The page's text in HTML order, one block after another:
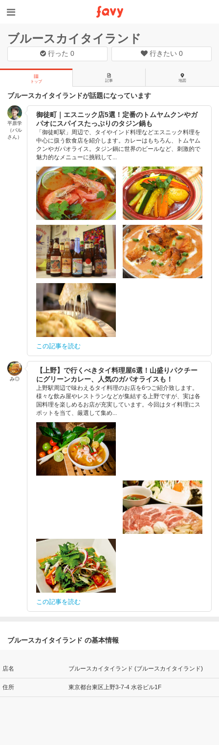
ブルースカイタイランド
行った0 行きたい 0
トップ 記事 地図
ブルースカイタイランドが話題になっています
平原学
（バル
さん）
御徒町｜エスニック店5選！定番のトムヤムクンやガ
パオにスパイスたっぷりのタジン鍋も
「御徒町駅」周辺で、タイやインド料理などエスニック料理を
中心に扱う飲食店を紹介します。カレーはもちろん、トムヤム
クンやガパオライス。タジン鍋に世界のビールなど、刺激的で
魅力的なメニューに挑戦して...
この記事を読む
み◎
【上野】で行くべきタイ料理屋6選！山盛りパクチー
にグリーンカレー、人気のガパオライスも！
上野駅周辺で味わえるタイ料理のお店を6つご紹介致します。
様々な飲み屋やレストランなどが集結する上野ですが、実は各
国料理を楽しめるお店が充実しています。今回はタイ料理にス
ポットを当て、厳選して集め...
この記事を読む
ブルースカイタイランド の基本情報
店名 ブルースカイタイランド (ブルースカイタイランド)
住所 東京都台東区上野3-7-4 水谷ビル1F